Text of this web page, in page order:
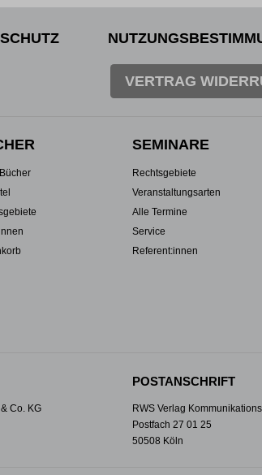
VERTRAG
SEMINARE
Rechtsgebiete
Veranstaltungsarten
Alle Termine
Service
Referent:innen
Co. KG
POSTANSCHRIFT
RWS Verlag
Postfach 27 01 25
50508 Köln